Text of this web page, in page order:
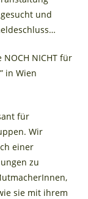
und
NICHT für
in Wien
für
Wir
einer
zu
sie mit ihrem